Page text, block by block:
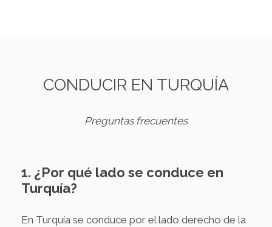
CONDUCIR EN TURQUÍA
Preguntas frecuentes
1. ¿Por qué lado se conduce en
Turquía?
En Turquía se conduce por el lado derecho de la